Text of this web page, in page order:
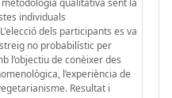
qualitativa sent la
individuals
dels participants es va
no probabilístic per
l’objectiu de conèixer des
l’experiència de
Resultat i